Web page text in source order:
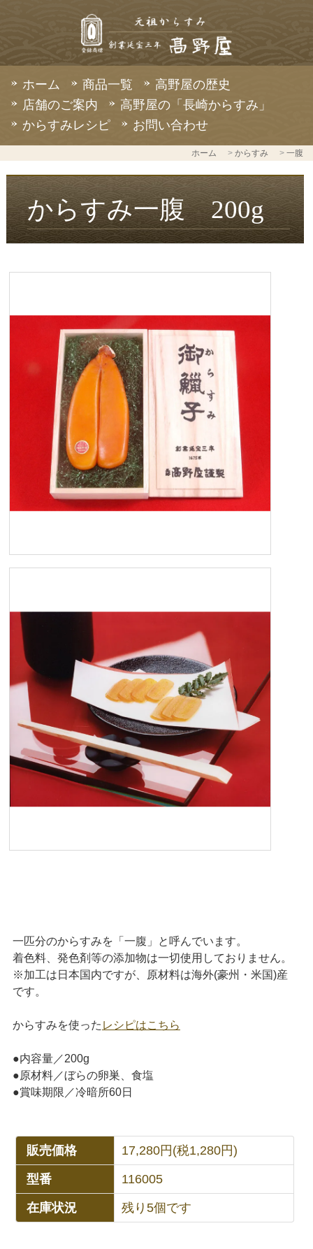
ホーム 商品一覧
高野屋の歴史
店舗のご案内
高野屋の「長崎からすみ」
からすみレシピ
お問い合わせ
ホーム >からすみ >一腹
からすみ一腹 200g
一匹分のからすみを「一腹」と呼んでいます。
着色料、発色剤等の添加物は一切使用しておりません。
※加工は日本国内ですが、原材料は海外(豪州・米国)産
です。
からすみを使った レシピはこちら
●内容量／200g
●原材料／ぼらの卵巣、食塩
●賞味期限／冷暗所60日
販売価格 17,280円(税1,280円)
型番 116005
在庫状況 残り5個です